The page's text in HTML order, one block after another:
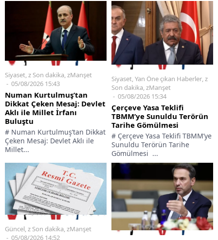
Siyaset z Son dakika zManşet
05/08/2026 15:43
Numan Kurtulmuş’tan
Dikkat Çeken Mesaj: Devlet
Aklı ile Millet İrfanı
Buluştu
# Numan Kurtulmuş’tan Dikkat
Çeken Mesaj: Devlet Aklı ile
Millet...
Siyaset,Yan Öne çıkan Haberler,z
Son dakika,zManşet
05/08/2026 15:34
Çerçeve Yasa Teklifi
TBMM’ye Sunuldu Terörün
Tarihe Gömülmesi
# Çerçeve Yasa Teklifi TBMM’ye
Sunuldu Terörün Tarihe
Gömülmesi ...
Güncel,z Son dakika,zManşet
05/08/2026 14:52